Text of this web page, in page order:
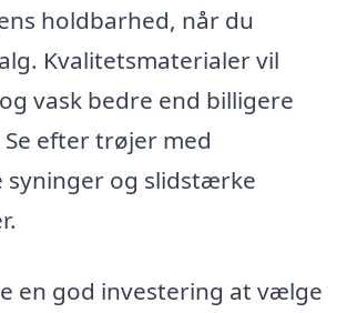
holdbarhed, når du
Kvalitetsmaterialer vil
vask bedre end billigere
efter trøjer med
og slidstærke
en god investering at vælge